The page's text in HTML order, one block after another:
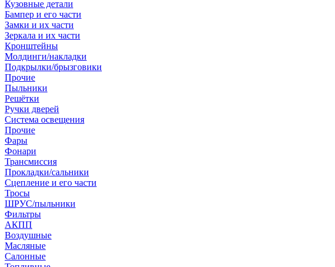
Кузовные детали
Бампер и его части
Замки и их части
Зеркала и их части
Кронштейны
Молдинги/накладки
Подкрылки/брызговики
Прочие
Пыльники
Решётки
Ручки дверей
Система освещения
Прочие
Фары
Фонари
Трансмиссия
Прокладки/сальники
Сцепление и его части
Тросы
ШРУС/пыльники
Фильтры
АКПП
Воздушные
Масляные
Салонные